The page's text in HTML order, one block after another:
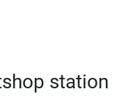
station